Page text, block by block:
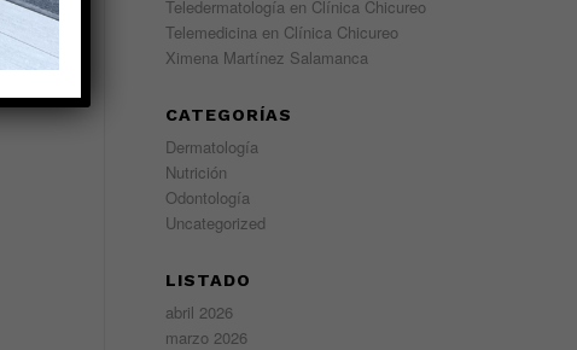
Teledermatología en Clínica Chicureo
Telemedicina en Clínica Chicureo
Ximena Martínez Salamanca
CATEGORÍAS
Dermatología
Nutrición
Odontología
Uncategorized
LISTADO
abril 2026
marzo 2026